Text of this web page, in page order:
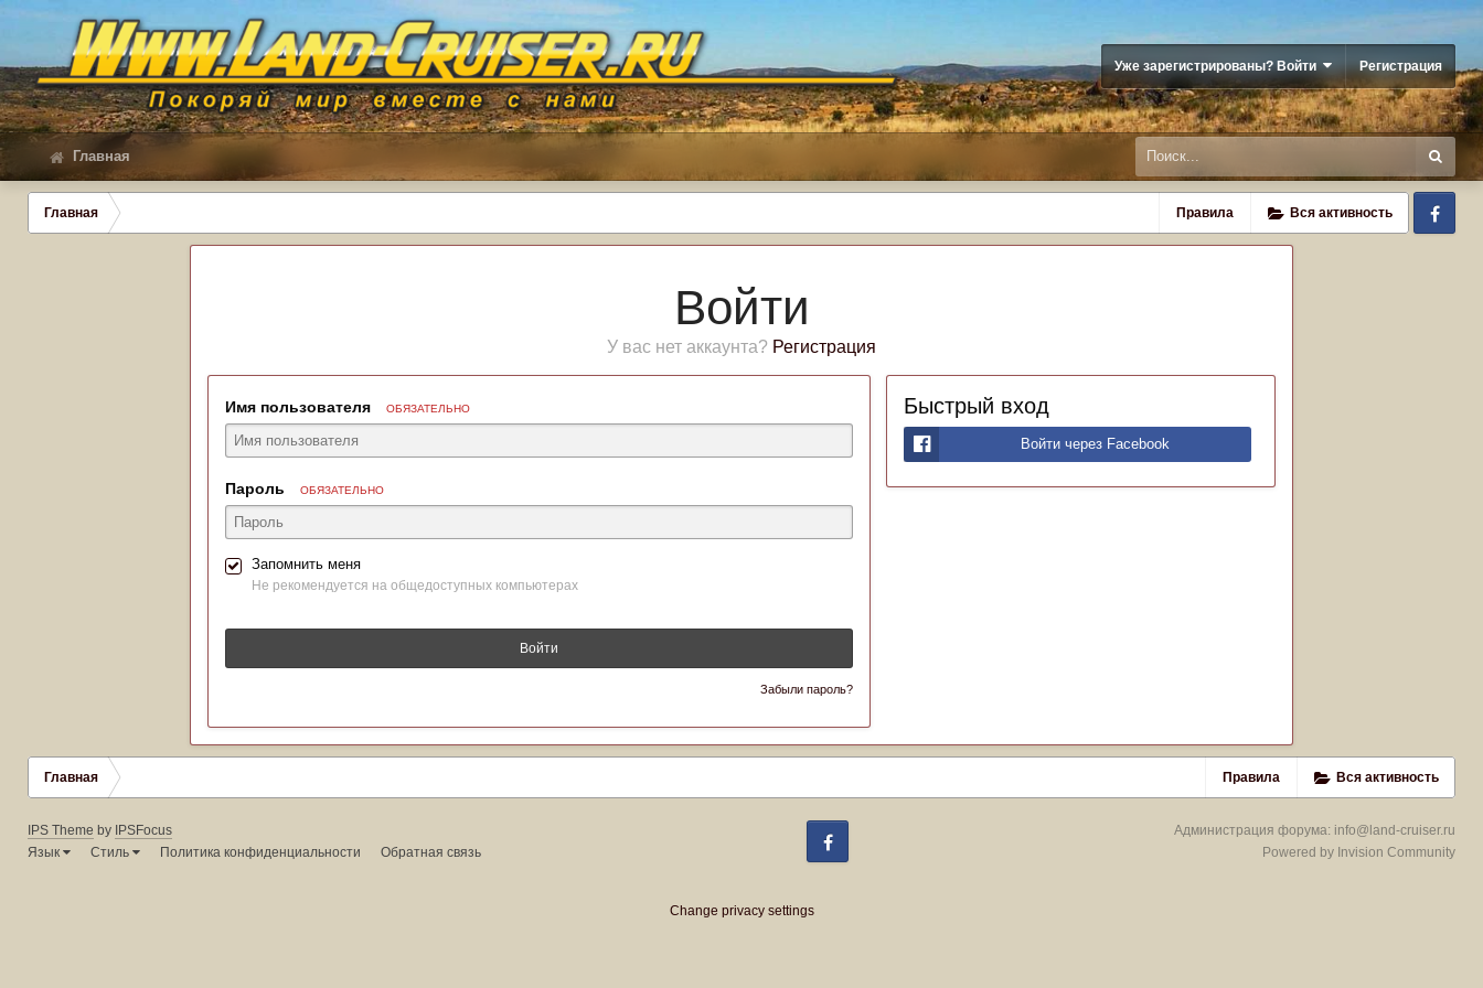
Уже зарегистрированы? Войти Регистрация
Главная
Правила Вся активность
Главная
Войти
У вас нет аккаунта? Регистрация
Имя пользователя ОБЯЗАТЕЛЬНО
Пароль ОБЯЗАТЕЛЬНО
Запомнить меня
Не рекомендуется на общедоступных компьютерах
Войти
Забыли пароль?
Быстрый вход
Войти через Facebook
Правила Вся активность
Главная
IPS Theme by IPSFocus
Язык
Стиль Политика конфиденциальности Обратная связь
Администрация форума: info@land-cruiser.ru
Powered by Invision Community
Change privacy settings